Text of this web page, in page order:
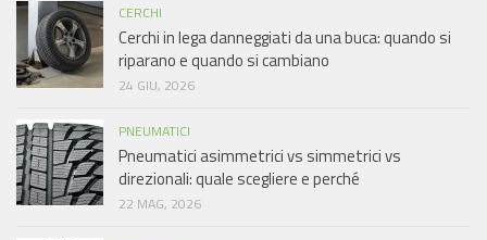
CERCHI
Cerchi in lega danneggiati da una buca: quando si
riparano e quando si cambiano
24 GIU, 2026
PNEUMATICI
Pneumatici asimmetrici vs simmetrici vs
direzionali: quale scegliere e perché
22 MAG, 2026